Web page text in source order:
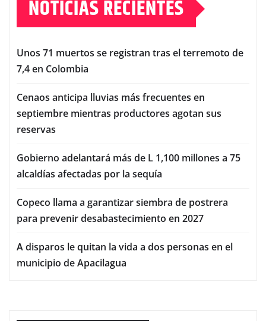
NOTICIAS RECIENTES
Unos 71 muertos se registran tras el terremoto de
7,4 en Colombia
Cenaos anticipa lluvias más frecuentes en
septiembre mientras productores agotan sus
reservas
Gobierno adelantará más de L 1,100 millones a 75
alcaldías afectadas por la sequía
Copeco llama a garantizar siembra de postrera
para prevenir desabastecimiento en 2027
A disparos le quitan la vida a dos personas en el
municipio de Apacilagua